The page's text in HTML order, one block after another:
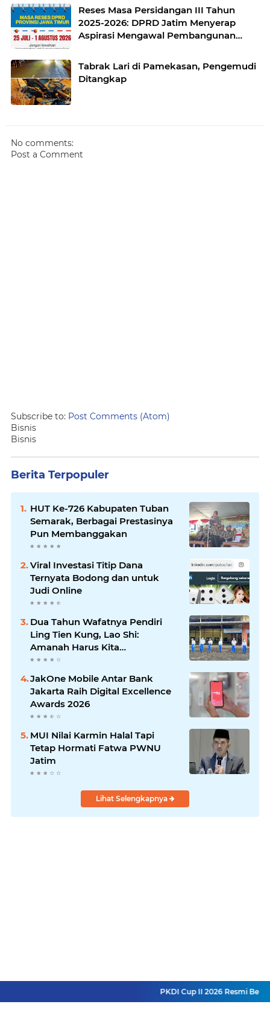
Reses Masa Persidangan III Tahun
2025-2026: DPRD Jatim Menyerap
Aspirasi Mengawal Pembangunan
Tabrak Lari di Pamekasan, Pengemudi
Ditangkap
No comments:
Post a Comment
Subscribe to: Post Comments (Atom)
Bisnis
Bisnis
Berita Terpopuler
HUT Ke-726 Kabupaten Tuban
Semarak, Berbagai Prestasinya
Pun Membanggakan
Viral Investasi Titip Dana
Ternyata Bodong dan untuk
Judi Online
Dua Tahun Wafatnya Pendiri
Ling Tien Kung, Lao Shi:
Amanah Harus Kita
Laksanakan!
JakOne Mobile Antar Bank
Jakarta Raih Digital Excellence
Awards 2026
MUI Nilai Karmin Halal Tapi
Tetap Hormati Fatwa PWNU
Jatim
Lihat Selengkapnya
PKDI Cup II 2026 Resmi